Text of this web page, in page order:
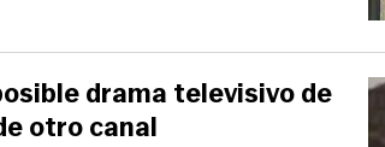
drama televisivo de
otro canal